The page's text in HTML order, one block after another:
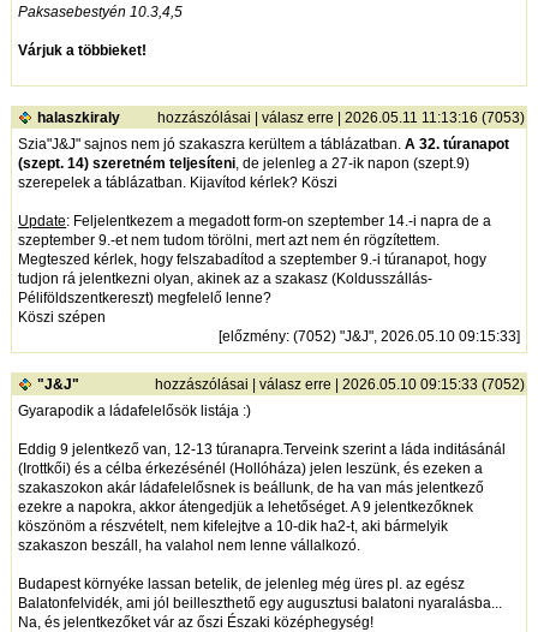
Paksasebestyén 10.3,4,5
Várjuk a többieket!
halaszkiraly hozzászólásai |válasz erre | 2026.05.11 11:13:16 (7053)
Szia"J&J" sajnos nem jó szakaszra kerültem a táblázatban.A 32. túranapot
(szept. 14) szeretném teljesíteni , de jelenleg a 27-ik napon (szept.9)
szerepelek a táblázatban. Kijavítod kérlek? Köszi
Update: Feljelentkezem a megadott form-on szeptember 14.-i napra de a
szeptember 9.-et nem tudom törölni, mert azt nem én rögzítettem.
Megteszed kérlek, hogy felszabadítod a szeptember 9.-i túranapot, hogy
tudjon rá jelentkezni olyan, akinek az a szakasz (Koldusszállás-
Péliföldszentkereszt) megfelelő lenne?
Köszi szépen
[előzmény: (7052) "J&J", 2026.05.10 09:15:33]
"J&J" hozzászólásai |válasz erre | 2026.05.10 09:15:33 (7052)
Gyarapodik a ládafelelősök listája :)
Eddig 9 jelentkező van, 12-13 túranapra.Terveink szerint a láda inditásánál
(Irottkői) és a célba érkezésénél (Hollóháza) jelen leszünk, és ezeken a
szakaszokon akár ládafelelősnek is beállunk, de ha van más jelentkező
ezekre a napokra, akkor átengedjük a lehetőséget. A 9 jelentkezőknek
köszönöm a részvételt, nem kifelejtve a 10-dik ha2-t, aki bármelyik
szakaszon beszáll, ha valahol nem lenne vállalkozó.
Budapest környéke lassan betelik, de jelenleg még üres pl. az egész
Balatonfelvidék, ami jól beilleszthető egy augusztusi balatoni nyaralásba...
Na, és jelentkezőket vár az őszi Északi középhegység!